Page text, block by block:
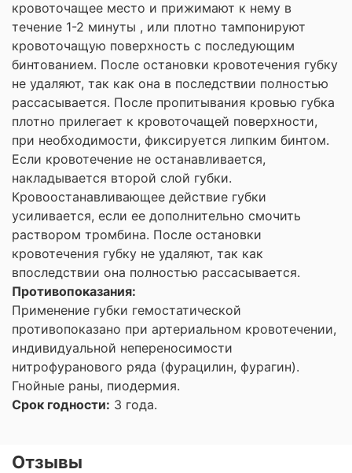
кровоточащее место и прижимают к нему в
течение 1-2 минуты , или плотно тампонируют
кровоточащую поверхность с последующим
бинтованием. После остановки кровотечения губку
не удаляют, так как она в последствии полностью
рассасывается. После пропитывания кровью губка
плотно прилегает к кровоточащей поверхности,
при необходимости, фиксируется липким бинтом.
Если кровотечение не останавливается,
накладывается второй слой губки.
Кровоостанавливающее действие губки
усиливается, если ее дополнительно смочить
раствором тромбина. После остановки
кровотечения губку не удаляют, так как
впоследствии она полностью рассасывается.
Противопоказания:
Применение губки гемостатической
противопоказано при артериальном кровотечении,
индивидуальной непереносимости
нитрофуранового ряда (фурацилин, фурагин).
Гнойные раны, пиодермия.
Срок годности: 3 года.
Отзывы